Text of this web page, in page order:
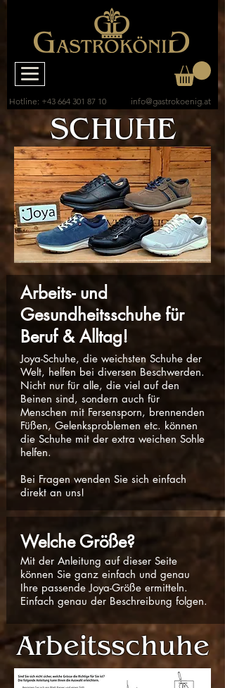
Hotline: +43 664 301 87 10 info@gastrokoenig.at
SCHUHE
Arbeits- und
Gesundheitsschuhe für
Beruf & Alltag!
Joya-Schuhe, die weichsten Schuhe der
Welt, helfen bei diversen Beschwerden.
Nicht nur für alle, die viel auf den
Beinen sind, sondern auch für
Menschen mit Fersensporn, brennenden
Füßen, Gelenksproblemen etc. können
die Schuhe mit der extra weichen Sohle
helfen.
Bei Fragen wenden Sie sich einfach
direkt an uns!
Welche Größe?
Mit der Anleitung auf dieser Seite
können Sie ganz einfach und genau
Ihre passende Joya-Größe ermitteln.
Einfach genau der Beschreibung folgen.
Arbeitsschuhe